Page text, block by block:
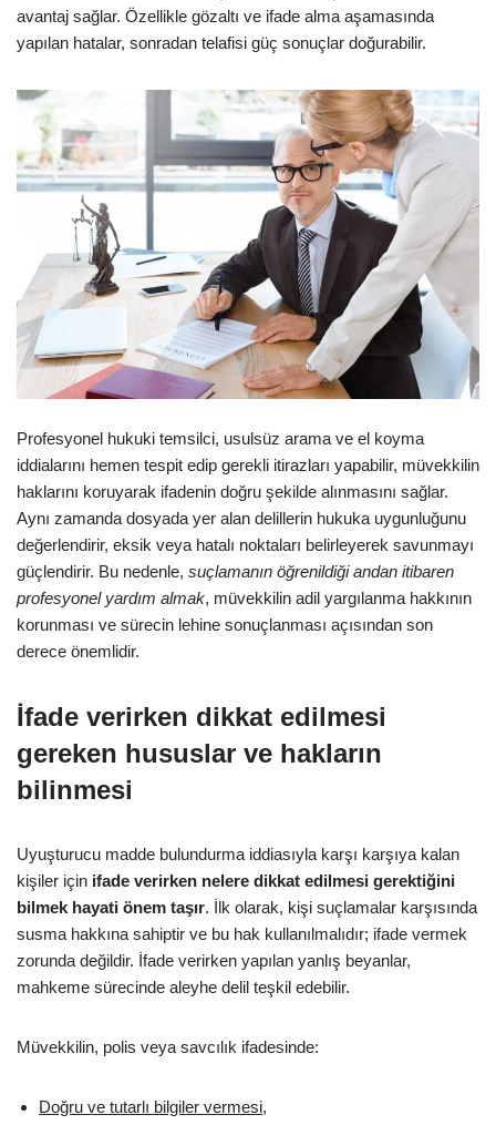
avantaj sağlar. Özellikle gözaltı ve ifade alma aşamasında
yapılan hatalar, sonradan telafisi güç sonuçlar doğurabilir.
Profesyonel hukuki temsilci, usulsüz arama ve el koyma
iddialarını hemen tespit edip gerekli itirazları yapabilir, müvekkilin
haklarını koruyarak ifadenin doğru şekilde alınmasını sağlar.
Aynı zamanda dosyada yer alan delillerin hukuka uygunluğunu
değerlendirir, eksik veya hatalı noktaları belirleyerek savunmayı
güçlendirir. Bu nedenle, suçlamanın öğrenildiği andan itibaren
profesyonel yardım almak, müvekkilin adil yargılanma hakkının
korunması ve sürecin lehine sonuçlanması açısından son
derece önemlidir.
İfade verirken dikkat edilmesi
gereken hususlar ve hakların
bilinmesi
Uyuşturucu madde bulundurma iddiasıyla karşı karşıya kalan
kişiler için ifade verirken nelere dikkat edilmesi gerektiğini
bilmek hayati önem taşır. İlk olarak, kişi suçlamalar karşısında
susma hakkına sahiptir ve bu hak kullanılmalıdır; ifade vermek
zorunda değildir. İfade verirken yapılan yanlış beyanlar,
mahkeme sürecinde aleyhe delil teşkil edebilir.
Müvekkilin, polis veya savcılık ifadesinde:
Doğru ve tutarlı bilgiler vermesi,